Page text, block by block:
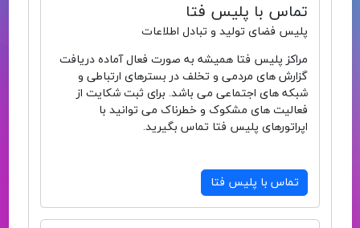
تماس با پلیس فتا
پلیس فضای تولید و تبادل اطلاعات
مراکز پلیس فتا همیشه به صورت فعال آماده دریافت
گزارش های مردمی و تخلف در بسترهای ارتباطی و
شبکه های اجتماعی می باشد. برای ثبت شکایت از
فعالیت های مشکوک و خطرناک می توانید با
اپراتورهای پلیس فتا تماس بگیرید.
تماس با پلیس فتا